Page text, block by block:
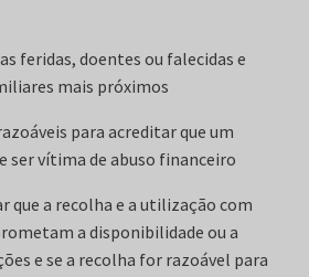
feridas, doentes ou falecidas e
mais próximos
para acreditar que um
ser vítima de abuso financeiro
que a recolha e a utilização com
a disponibilidade ou a
e se a recolha for razoável para